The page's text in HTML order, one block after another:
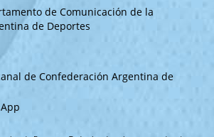
de Comunicación de la
de Deportes
de Confederación Argentina de